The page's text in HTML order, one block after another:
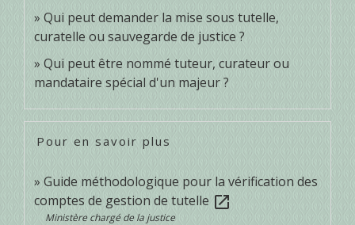
Qui peut demander la mise sous tutelle,
curatelle ou sauvegarde de justice ?
Qui peut être nommé tuteur, curateur ou
mandataire spécial d'un majeur ?
Pour en savoir plus
Guide méthodologique pour la vérification des
comptes de gestion de tutelle open_in_new
Ministère chargé de la justice